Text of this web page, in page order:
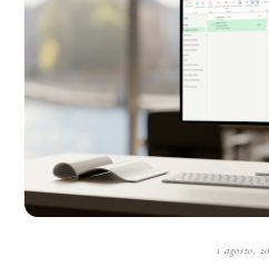
1 agosto,